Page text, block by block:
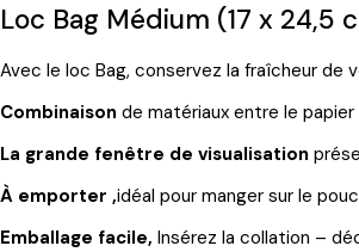
Loc Bag Médium (17 x 24,5
Avec le loc Bag, conservez la fraîcheur
Combinaison de matériaux entre le
La grande fenêtre de visualisation
À emporter ,idéal pour manger sur le
Emballage facile, Insérez la collation –